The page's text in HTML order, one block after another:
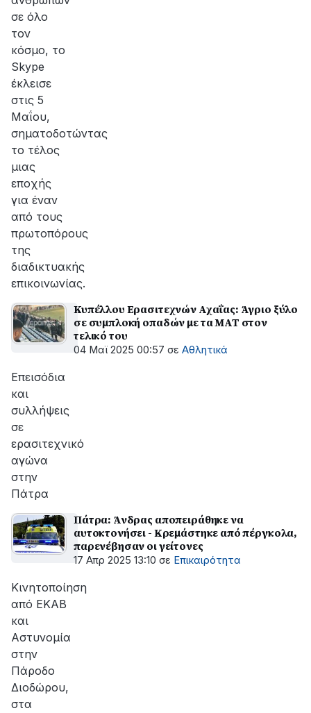
σε όλο
τον
κόσμο, το
Skype
έκλεισε
στις 5
Μαΐου,
σηματοδοτώντας
το τέλος
μιας
εποχής
για έναν
από τους
πρωτοπόρους
της
διαδικτυακής
επικοινωνίας.
Κυπέλλου Ερασιτεχνών Αχαΐας: Άγριο ξύλο
σε συμπλοκή οπαδών με τα ΜΑΤ στον
τελικό του
04 Μαϊ 2025 00:57 σε Αθλητικά
Επεισόδια
και
συλλήψεις
σε
ερασιτεχνικό
αγώνα
στην
Πάτρα
Πάτρα: Άνδρας αποπειράθηκε να
αυτοκτονήσει - Κρεμάστηκε από πέργκολα,
παρενέβησαν οι γείτονες
17 Απρ 2025 13:10 σε Επικαιρότητα
Κινητοποίηση
από ΕΚΑΒ
και
Αστυνομία
στην
Πάροδο
Διοδώρου,
στα